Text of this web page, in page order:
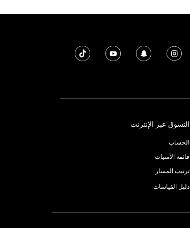
التسوق عبر الإنترنت
الحساب
قائمة الأمنيات
ترتيب المسار
دليل القياسات